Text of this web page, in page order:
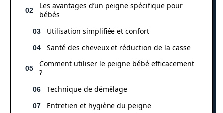
Les avantages d’un peigne spécifique pour
bébés
Utilisation simplifiée et confort
Santé des cheveux et réduction de la casse
Comment utiliser le peigne bébé efficacement
?
Technique de démêlage
Entretien et hygiène du peigne